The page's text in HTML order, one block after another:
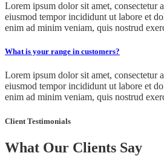
Lorem ipsum dolor sit amet, consectetur
eiusmod tempor incididunt ut labore et
enim ad minim veniam, quis nostrud
What is your range in customers?
Lorem ipsum dolor sit amet, consectetur
eiusmod tempor incididunt ut labore et
enim ad minim veniam, quis nostrud
Client Testimonials
What Our Clients Say